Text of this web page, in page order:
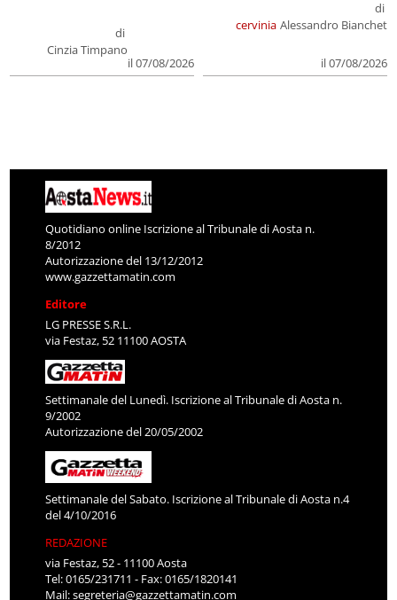
di
Cinzia Timpano
il 07/08/2026
cervinia
di
Alessandro Bianchet
il 07/08/2026
Quotidiano online Iscrizione al Tribunale di Aosta n.
8/2012
Autorizzazione del 13/12/2012
www.gazzettamatin.com
Editore
LG PRESSE S.R.L.
via Festaz, 52 11100 AOSTA
Settimanale del Lunedì. Iscrizione al Tribunale di Aosta n.
9/2002
Autorizzazione del 20/05/2002
Settimanale del Sabato. Iscrizione al Tribunale di Aosta n.4
del 4/10/2016
REDAZIONE
via Festaz, 52 - 11100 Aosta
Tel: 0165/231711 - Fax: 0165/1820141
Mail:segreteria@gazzettamatin.com